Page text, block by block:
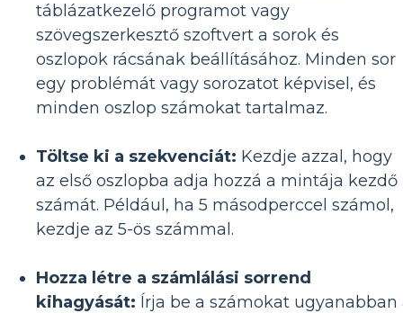
táblázatkezelő programot vagy
szövegszerkesztő szoftvert a sorok és
oszlopok rácsának beállításához. Minden sor
egy problémát vagy sorozatot képvisel, és
minden oszlop számokat tartalmaz.
Töltse ki a szekvenciát: Kezdje azzal, hogy
az első oszlopba adja hozzá a mintája kezdő
számát. Például, ha 5 másodperccel számol,
kezdje az 5-ös számmal.
Hozza létre a számlálási sorrend
kihagyását: Írja be a számokat ugyanabban